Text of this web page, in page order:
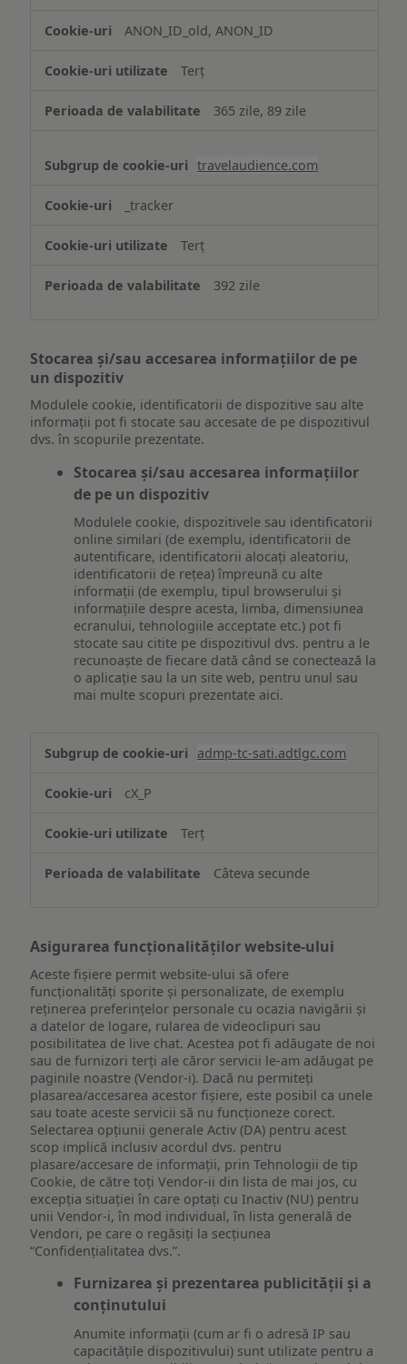
ANON_ID_old, ANON_ID
Terț
365 zile, 89 zile
travelaudience.com
_tracker
Terț
392 zile
Stocarea și/sau accesarea informațiilor de pe
un dispozitiv
Modulele cookie, identificatorii de dispozitive sau alte
informații pot fi stocate sau accesate de pe dispozitivul
dvs. în scopurile prezentate.
Stocarea și/sau accesarea informațiilor
de pe un dispozitiv
Modulele cookie, dispozitivele sau identificatorii
online similari (de exemplu, identificatorii de
autentificare, identificatorii alocați aleatoriu,
identificatorii de rețea) împreună cu alte
informații (de exemplu, tipul browserului și
informațiile despre acesta, limba, dimensiunea
ecranului, tehnologiile acceptate etc.) pot fi
stocate sau citite pe dispozitivul dvs. pentru a le
recunoaște de fiecare dată când se conectează la
o aplicație sau la un site web, pentru unul sau
mai multe scopuri prezentate aici.
și/sau
informațiilor
pe
dispozitiv
admp-tc-sati.adtlgc.com
cX_P
Terț
Câteva secunde
Asigurarea funcționalităților website-ului
Aceste fișiere permit website-ului să ofere
funcționalități sporite și personalizate, de exemplu
reţinerea preferinţelor personale cu ocazia navigării și
a datelor de logare, rularea de videoclipuri sau
posibilitatea de live chat. Acestea pot fi adăugate de noi
sau de furnizori terți ale căror servicii le-am adăugat pe
paginile noastre (Vendor-i). Dacă nu permiteți
plasarea/accesarea acestor fișiere, este posibil ca unele
sau toate aceste servicii să nu funcționeze corect.
Selectarea opțiunii generale Activ (DA) pentru acest
scop implică inclusiv acordul dvs. pentru
plasare/accesare de informații, prin Tehnologii de tip
Cookie, de către toți Vendor-ii din lista de mai jos, cu
excepția situației în care optați cu Inactiv (NU) pentru
unii Vendor-i, în mod individual, în lista generală de
Vendori, pe care o regăsiți la secțiunea
“Confidențialitatea dvs.”.
Furnizarea și prezentarea publicității și a
conținutului
Anumite informații (cum ar fi o adresă IP sau
capacitățile dispozitivului) sunt utilizate pentru a